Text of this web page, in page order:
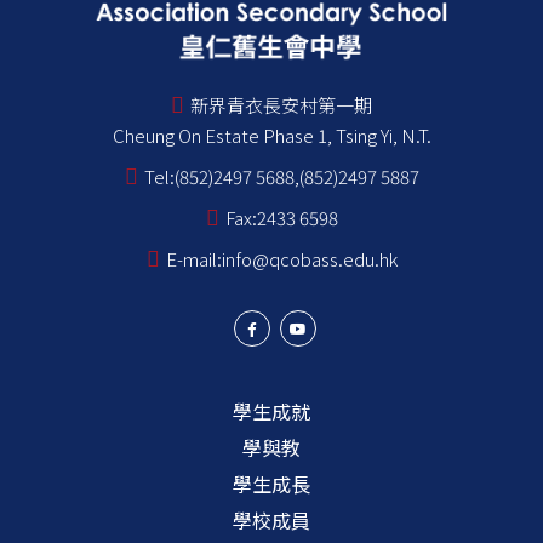
新界青衣長安村第一期
Cheung On Estate Phase 1, Tsing Yi, N.T.
Tel:(852)2497 5688,(852)2497 5887
Fax:2433 6598
E-mail:info@qcobass.edu.hk
學生成就
學與教
學生成長
學校成員